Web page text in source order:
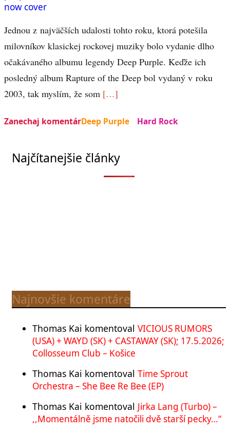
Jednou z najväčších udalosti tohto roku, ktorá potešila
milovníkov klasickej rockovej muziky bolo vydanie dlho
očakávaného albumu legendy Deep Purple. Keďže ich
posledný album Rapture of the Deep bol vydaný v roku
2003, tak myslím, že som […]
Zanechaj komentárDeep Purple Hard Rock
Najčítanejšie články
Najnovšie komentáre
Thomas Kai komentoval VICIOUS RUMORS
(USA) + WAYD (SK) + CASTAWAY (SK); 17.5.2026;
Collosseum Club – Košice
Thomas Kai komentoval Time Sprout
Orchestra – She Bee Re Bee (EP)
Thomas Kai komentoval Jirka Lang (Turbo) –
,,Momentálně jsme natočili dvě starší pecky…“